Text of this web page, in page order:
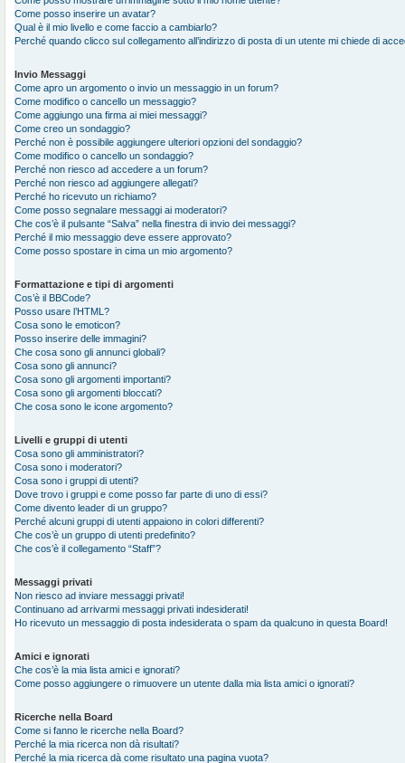
Come posso inserire un avatar?
Qual è il mio livello e come faccio a cambiarlo?
Perché quando clicco sul collegamento all’indirizzo di posta di un utente mi chiede di
Invio Messaggi
Come apro un argomento o invio un messaggio in un forum?
Come modifico o cancello un messaggio?
Come aggiungo una firma ai miei messaggi?
Come creo un sondaggio?
Perché non è possibile aggiungere ulteriori opzioni del sondaggio?
Come modifico o cancello un sondaggio?
Perché non riesco ad accedere a un forum?
Perché non riesco ad aggiungere allegati?
Perché ho ricevuto un richiamo?
Come posso segnalare messaggi ai moderatori?
Che cos’è il pulsante “Salva” nella finestra di invio dei messaggi?
Perché il mio messaggio deve essere approvato?
Come posso spostare in cima un mio argomento?
Formattazione e tipi di argomenti
Cos’è il BBCode?
Posso usare l’HTML?
Cosa sono le emoticon?
Posso inserire delle immagini?
Che cosa sono gli annunci globali?
Cosa sono gli annunci?
Cosa sono gli argomenti importanti?
Cosa sono gli argomenti bloccati?
Che cosa sono le icone argomento?
Livelli e gruppi di utenti
Cosa sono gli amministratori?
Cosa sono i moderatori?
Cosa sono i gruppi di utenti?
Dove trovo i gruppi e come posso far parte di uno di essi?
Come divento leader di un gruppo?
Perché alcuni gruppi di utenti appaiono in colori differenti?
Che cos’è un gruppo di utenti predefinito?
Che cos’è il collegamento “Staff”?
Messaggi privati
Non riesco ad inviare messaggi privati!
Continuano ad arrivarmi messaggi privati indesiderati!
Ho ricevuto un messaggio di posta indesiderata o spam da qualcuno in questa Board!
Amici e ignorati
Che cos’è la mia lista amici e ignorati?
Come posso aggiungere o rimuovere un utente dalla mia lista amici o ignorati?
Ricerche nella Board
Come si fanno le ricerche nella Board?
Perché la mia ricerca non dà risultati?
Perché la mia ricerca dà come risultato una pagina vuota?